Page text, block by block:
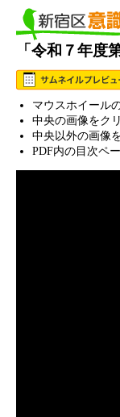
「令和７年度
マウスホイール
中央の画像をク
中央以外の画像
PDF内の目次ペ